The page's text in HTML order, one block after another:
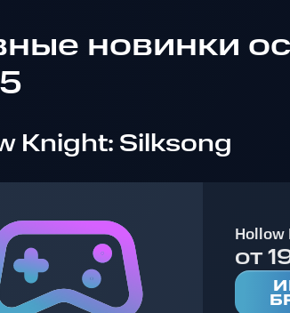
новинки
Knight: Silksong
Hollow
от